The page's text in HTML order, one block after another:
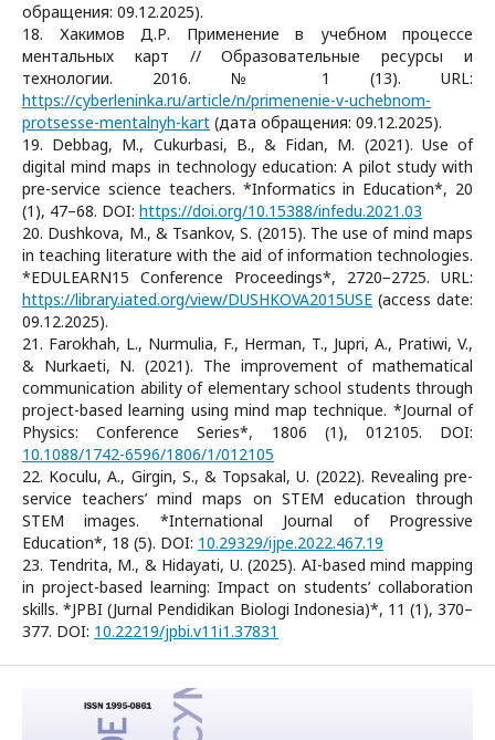
обращения: 09.12.2025).
18. Хакимов Д.Р. Применение в учебном процессе
ментальных карт // Образовательные ресурсы и
технологии. 2016. № 1 (13). URL:
https://cyberleninka.ru/article/n/primenenie-v-uchebnom-
protsesse-mentalnyh-kart (дата обращения: 09.12.2025).
19. Debbag, M., Cukurbasi, B., & Fidan, M. (2021). Use of
digital mind maps in technology education: A pilot study with
pre-service science teachers. *Informatics in Education*, 20
(1), 47–68. DOI: https://doi.org/10.15388/infedu.2021.03
20. Dushkova, M., & Tsankov, S. (2015). The use of mind maps
in teaching literature with the aid of information technologies.
*EDULEARN15 Conference Proceedings*, 2720−2725. URL:
https://library.iated.org/view/DUSHKOVA2015USE (access date:
09.12.2025).
21. Farokhah, L., Nurmulia, F., Herman, T., Jupri, A., Pratiwi, V.,
& Nurkaeti, N. (2021). The improvement of mathematical
communication ability of elementary school students through
project-based learning using mind map technique. *Journal of
Physics: Conference Series*, 1806 (1), 012105. DOI:
10.1088/1742-6596/1806/1/012105
22. Koculu, A., Girgin, S., & Topsakal, U. (2022). Revealing pre-
service teachers’ mind maps on STEM education through
STEM images. *International Journal of Progressive
Education*, 18 (5). DOI: 10.29329/ijpe.2022.467.19
23. Tendrita, M., & Hidayati, U. (2025). AI-based mind mapping
in project-based learning: Impact on students’ collaboration
skills. *JPBI (Jurnal Pendidikan Biologi Indonesia)*, 11 (1), 370–
377. DOI: 10.22219/jpbi.v11i1.37831